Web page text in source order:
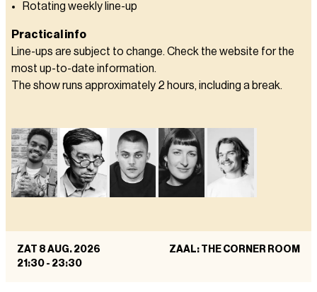
Rotating weekly line-up
Practical info
Line-ups are subject to change. Check the website for the
most up-to-date information.
The show runs approximately 2 hours, including a break.
ZAT 8 AUG. 2026
21:30 - 23:30
ZAAL: THE CORNER ROOM